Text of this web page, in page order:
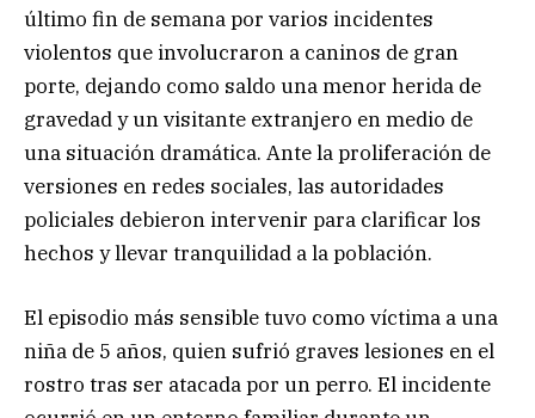
último fin de semana por varios incidentes
violentos que involucraron a caninos de gran
porte, dejando como saldo una menor herida de
gravedad y un visitante extranjero en medio de
una situación dramática. Ante la proliferación de
versiones en redes sociales, las autoridades
policiales debieron intervenir para clarificar los
hechos y llevar tranquilidad a la población.
El episodio más sensible tuvo como víctima a una
niña de 5 años, quien sufrió graves lesiones en el
rostro tras ser atacada por un perro. El incidente